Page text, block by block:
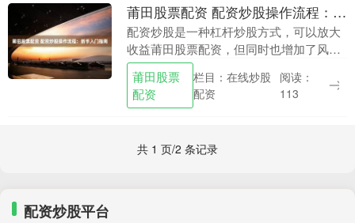
莆田股票配资 配资炒股操作流程：新手入门指南
配资炒股是一种杠杆炒股方式，可以放大
收益莆田股票配资，但同时也增加了风
险。对于新手来说，了解配资炒股的操作
流程至关重要。 * **放大收益：**配资可以
放大投资....
莆田股票
配资
栏目：在线炒股
配资
阅读：
113
共 1 页/2 条记录
配资炒股平台